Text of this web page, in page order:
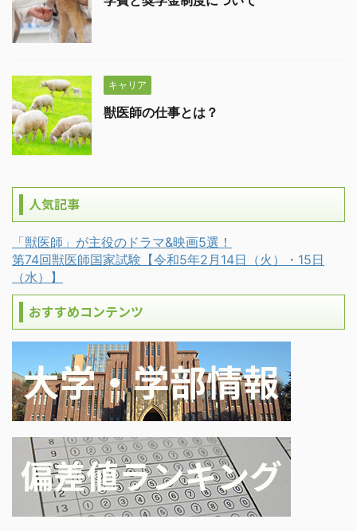
キャリア
獣医師の仕事とは？
人気記事
「獣医師」が主役のドラマ&映画5選！
第74回獣医師国家試験【令和5年2月14日（火）・15日
（水）】
おすすめコンテンツ